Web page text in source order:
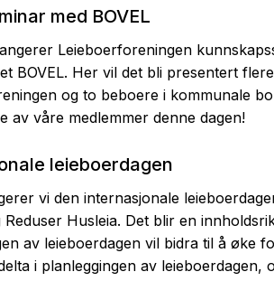
med BOVEL
Leieboerforeningen
BOVEL. Her vil det bli presentert
og to beboere i kommunale
av våre medlemmer denne dagen!
leieboerdagen
vi den internasjonale
Husleia. Det blir en
av leieboerdagen vil bidra til å øke
i planleggingen av